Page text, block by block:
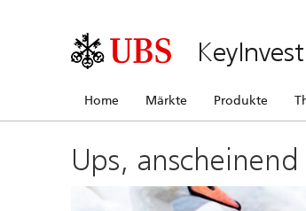
KeyInvest
Home Märkte Produkte
Ups,